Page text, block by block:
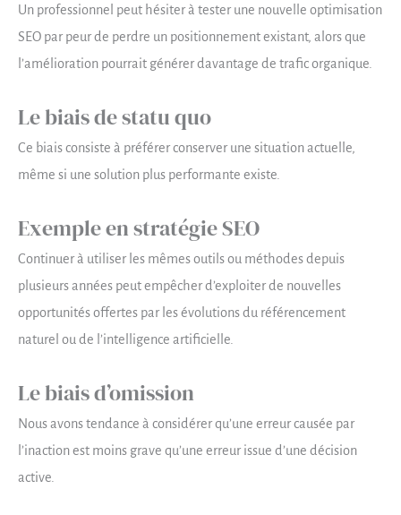
Un professionnel peut hésiter à tester une nouvelle optimisation
SEO par peur de perdre un positionnement existant, alors que
l’amélioration pourrait générer davantage de trafic organique.
Le biais de statu quo
Ce biais consiste à préférer conserver une situation actuelle,
même si une solution plus performante existe.
Exemple en stratégie SEO
Continuer à utiliser les mêmes outils ou méthodes depuis
plusieurs années peut empêcher d’exploiter de nouvelles
opportunités offertes par les évolutions du référencement
naturel ou de l’intelligence artificielle.
Le biais d’omission
Nous avons tendance à considérer qu’une erreur causée par
l’inaction est moins grave qu’une erreur issue d’une décision
active.